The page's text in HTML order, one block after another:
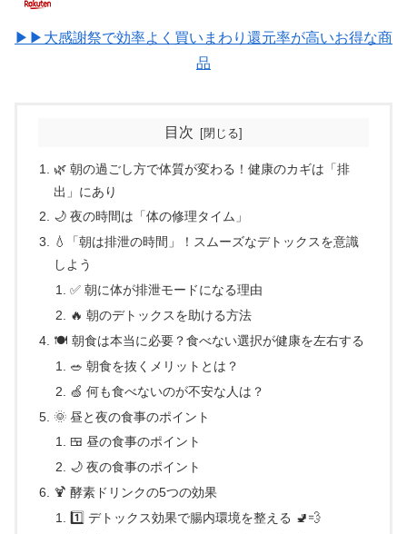
▶▶大感謝祭で効率よく買いまわり還元率が高いお得な商
品
目次
🌿 朝の過ごし方で体質が変わる！健康のカギは「排
出」にあり
🌙 夜の時間は「体の修理タイム」
💧「朝は排泄の時間」！スムーズなデトックスを意識
しよう
✅ 朝に体が排泄モードになる理由
🔥 朝のデトックスを助ける方法
🍽️ 朝食は本当に必要？食べない選択が健康を左右する
🥗 朝食を抜くメリットとは？
🍏 何も食べないのが不安な人は？
🌞 昼と夜の食事のポイント
🍱 昼の食事のポイント
🌙 夜の食事のポイント
🍹 酵素ドリンクの5つの効果
1️⃣ デトックス効果で腸内環境を整える 🚽💨